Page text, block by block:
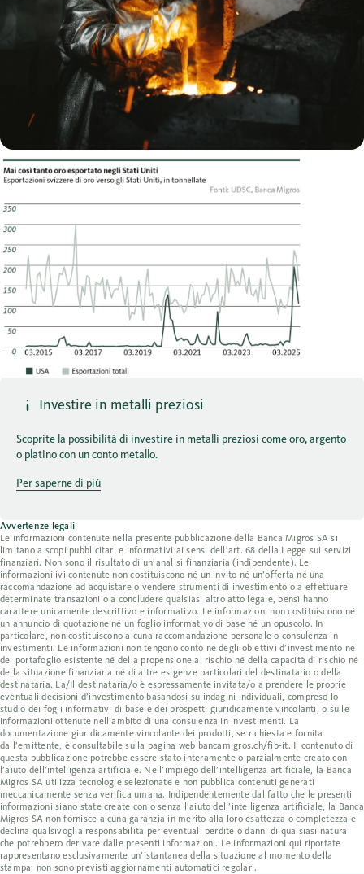
Investire in metalli preziosi
Scoprite la possibilità di investire in metalli preziosi come oro, argento
o platino con un conto metallo.
Per saperne di più
Avvertenze legali
Le informazioni contenute nella presente pubblicazione della Banca Migros SA si
limitano a scopi pubblicitari e informativi ai sensi dell’art. 68 della Legge sui servizi
finanziari. Non sono il risultato di un’analisi finanziaria (indipendente). Le
informazioni ivi contenute non costituiscono né un invito né un’offerta né una
raccomandazione ad acquistare o vendere strumenti di investimento o a effettuare
determinate transazioni o a concludere qualsiasi altro atto legale, bensì hanno
carattere unicamente descrittivo e informativo. Le informazioni non costituiscono né
un annuncio di quotazione né un foglio informativo di base né un opuscolo. In
particolare, non costituiscono alcuna raccomandazione personale o consulenza in
investimenti. Le informazioni non tengono conto né degli obiettivi d’investimento né
del portafoglio esistente né della propensione al rischio né della capacità di rischio né
della situazione finanziaria né di altre esigenze particolari del destinatario o della
destinataria. La/Il destinataria/o è espressamente invitata/o a prendere le proprie
eventuali decisioni d’investimento basandosi su indagini individuali, compreso lo
studio dei fogli informativi di base e dei prospetti giuridicamente vincolanti, o sulle
informazioni ottenute nell’ambito di una consulenza in investimenti. La
documentazione giuridicamente vincolante dei prodotti, se richiesta e fornita
dall’emittente, è consultabile sulla pagina web bancamigros.ch/fib-it. Il contenuto di
questa pubblicazione potrebbe essere stato interamente o parzialmente creato con
l’aiuto dell’intelligenza artificiale. Nell’impiego dell’intelligenza artificiale, la Banca
Migros SA utilizza tecnologie selezionate e non pubblica contenuti generati
meccanicamente senza verifica umana. Indipendentemente dal fatto che le presenti
informazioni siano state create con o senza l’aiuto dell’intelligenza artificiale, la Banca
Migros SA non fornisce alcuna garanzia in merito alla loro esattezza o completezza e
declina qualsivoglia responsabilità per eventuali perdite o danni di qualsiasi natura
che potrebbero derivare dalle presenti informazioni. Le informazioni qui riportate
rappresentano esclusivamente un’istantanea della situazione al momento della
stampa; non sono previsti aggiornamenti automatici regolari.